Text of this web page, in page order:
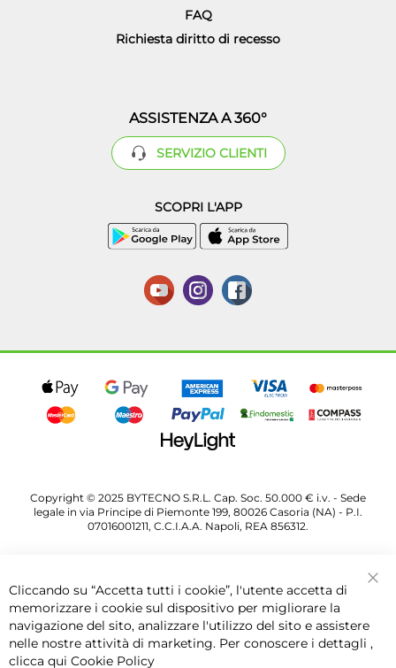
FAQ
Richiesta diritto di recesso
ASSISTENZA A 360°
SERVIZIO CLIENTI
SCOPRI L'APP
Copyright © 2025 BYTECNO S.R.L. Cap. Soc. 50.000 € i.v. - Sede
legale in via Principe di Piemonte 199, 80026 Casoria (NA) - P.I.
07016001211, C.C.I.A.A. Napoli, REA 856312.
Cliccando su “Accetta tutti i cookie”, l'utente accetta di
memorizzare i cookie sul dispositivo per migliorare la
navigazione del sito, analizzare l'utilizzo del sito e assistere
nelle nostre attività di marketing. Per conoscere i dettagli ,
clicca qui Cookie Policy